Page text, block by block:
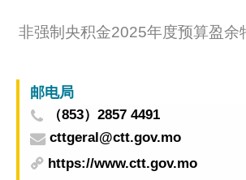
非强制央积金2025年度预算盈余
邮电局
（853）2857 4491
cttgeral@ctt.gov.mo
https://www.ctt.gov.mo